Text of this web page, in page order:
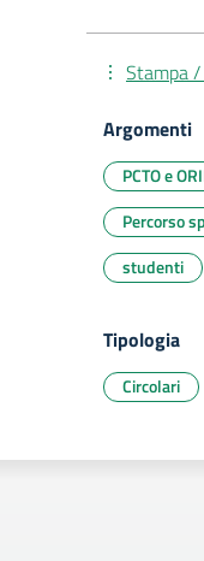
Stampa /
Argomenti
PCTO e
Percorso
studenti
Tipologia
Circolari